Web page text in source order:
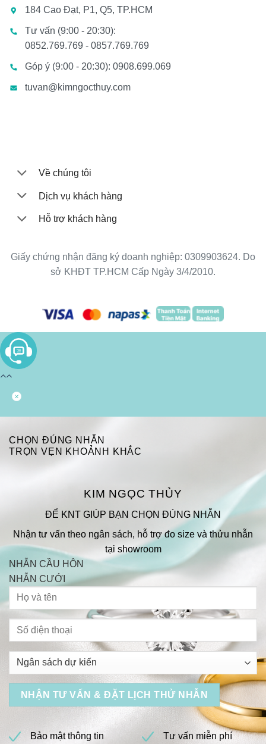
184 Cao Đạt, P1, Q5, TP.HCM
Tư vấn (9:00 - 20:30):
0852.769.769 - 0857.769.769
Góp ý (9:00 - 20:30): 0908.699.069
tuvan@kimngocthuy.com
Về chúng tôi
Dịch vụ khách hàng
Hỗ trợ khách hàng
Giấy chứng nhận đăng ký doanh nghiệp: 0309903624. Do
sở KHĐT TP.HCM Cấp Ngày 3/4/2010.
CHỌN ĐÚNG NHẪN
TRỌN VẸN KHOẢNH KHẮC
KIM NGỌC THỦY
ĐỂ KNT GIÚP BẠN CHỌN ĐÚNG NHẪN
Nhận tư vấn theo ngân sách, hỗ trợ đo size và thửu nhẫn
tại showroom
NHẪN CẦU HÔN
NHẪN CƯỚI
Bảo mật thông tin Tư vấn miễn phí